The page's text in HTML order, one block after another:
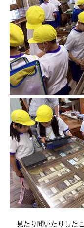
見たり聞いたりした